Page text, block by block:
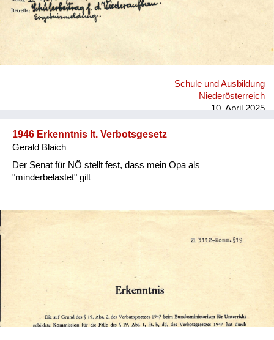
Schule und Ausbildung
Niederösterreich
10. April 2025
1946 Erkenntnis lt. Verbotsgesetz
Gerald Blaich
Der Senat für NÖ stellt fest, dass mein Opa als
"minderbelastet" gilt